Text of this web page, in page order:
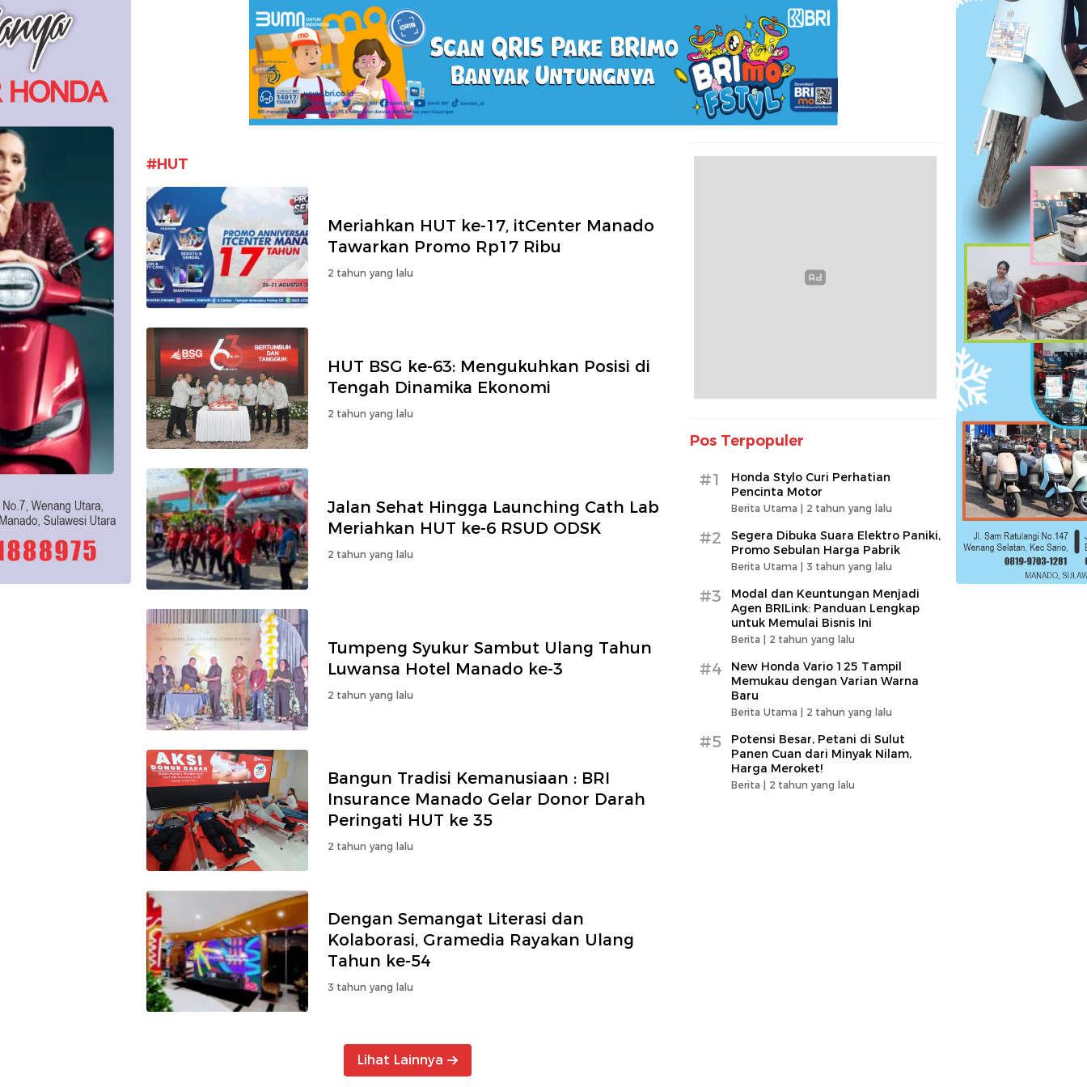
#HUT
Meriahkan HUT ke-17, itCenter Manado
Tawarkan Promo Rp17 Ribu
2 tahun yang lalu
HUT BSG ke-63: Mengukuhkan Posisi di
Tengah Dinamika Ekonomi
2 tahun yang lalu
Jalan Sehat Hingga Launching Cath Lab
Meriahkan HUT ke-6 RSUD ODSK
2 tahun yang lalu
Tumpeng Syukur Sambut Ulang Tahun
Luwansa Hotel Manado ke-3
2 tahun yang lalu
Bangun Tradisi Kemanusiaan : BRI
Insurance Manado Gelar Donor Darah
Peringati HUT ke 35
2 tahun yang lalu
Dengan Semangat Literasi dan
Kolaborasi, Gramedia Rayakan Ulang
Tahun ke-54
3 tahun yang lalu
Lihat Lainnya
Pos Terpopuler
#1
Honda Stylo Curi Perhatian
Pencinta Motor
Berita Utama | 2 tahun yang lalu
#2
Segera Dibuka Suara Elektro Paniki,
Promo Sebulan Harga Pabrik
Berita Utama | 3 tahun yang lalu
#3
Modal dan Keuntungan Menjadi
Agen BRILink: Panduan Lengkap
untuk Memulai Bisnis Ini
Berita | 2 tahun yang lalu
#4
New Honda Vario 125 Tampil
Memukau dengan Varian Warna
Baru
Berita Utama | 2 tahun yang lalu
#5
Potensi Besar, Petani di Sulut
Panen Cuan dari Minyak Nilam,
Harga Meroket!
Berita | 2 tahun yang lalu